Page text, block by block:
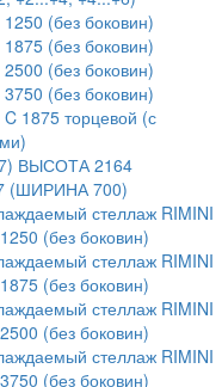
(без боковин)
(без боковин)
(без боковин)
(без боковин)
1875 торцевой (с
ВЫСОТА 2164
(ШИРИНА 700)
стеллаж RIMINI
(без боковин)
стеллаж RIMINI
(без боковин)
стеллаж RIMINI
(без боковин)
стеллаж RIMINI
(без боковин)